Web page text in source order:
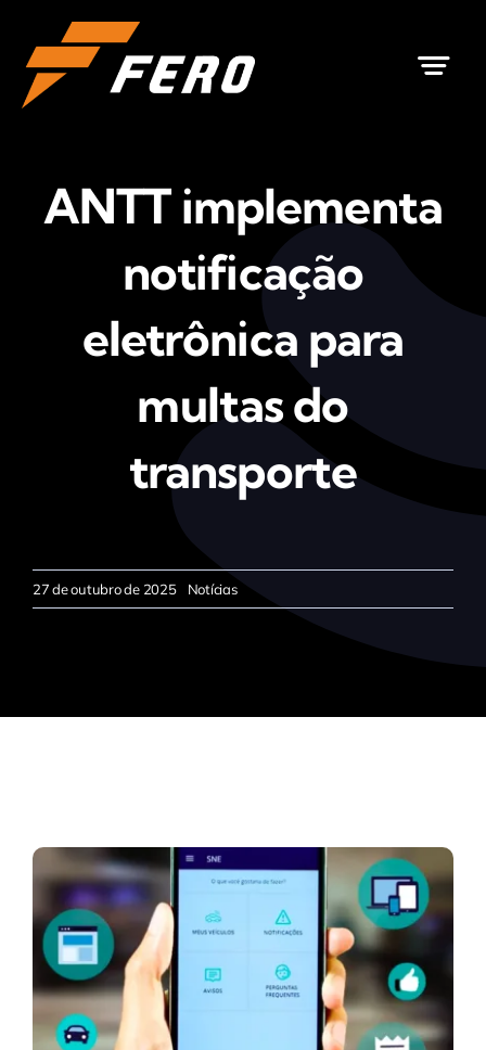
para
conteúdo
ANTT implementa
notificação
eletrônica para
multas do
transporte
27 de outubro de 2025 Notícias